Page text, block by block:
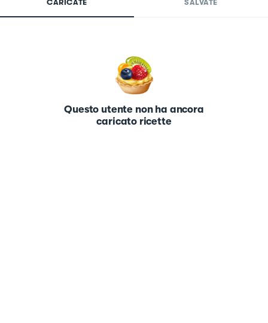
CARICATE SALVATE
Questo utente non ha ancora
caricato ricette